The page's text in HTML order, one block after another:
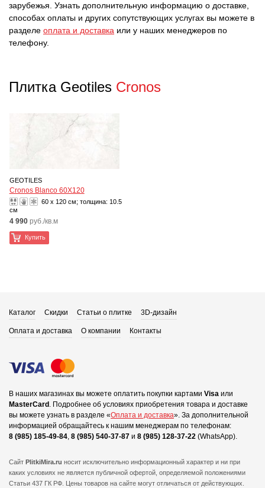
зарубежья. Узнать дополнительную информацию о доставке,
способах оплаты и других сопутствующих услугах вы можете в
разделе оплата и доставка или у наших менеджеров по
телефону.
Плитка Geotiles Cronos
GEOTILES
Cronos Blanco 60X120
60 x 120 см; толщина: 10.5
см
4 990 руб./кв.м
Купить
Каталог Скидки Статьи о плитке 3D-дизайн
Оплата и доставка О компании Контакты
В наших магазинах вы можете оплатить покупки картами Visa или
MasterCard . Подробнее об условиях приобретения товара и доставке
вы можете узнать в разделе «Оплата и доставка». За дополнительной
информацией обращайтесь к нашим менеджерам по телефонам:
8 (985) 185-49-84, 8 (985) 540-37-87 и 8 (985) 128-37-22 (WhatsApp).
Сайт PlitkiMira.ru носит исключительно информационный характер и ни при
каких условиях не является публичной офертой, определяемой положениями
Статьи 437 ГК РФ. Цены товаров на сайте могут отличаться от действующих.